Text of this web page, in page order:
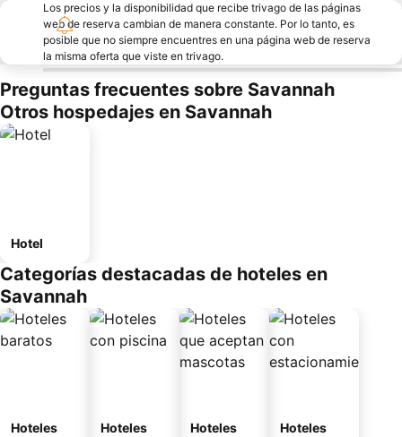
Los precios y la disponibilidad que recibe trivago de las páginas
web de reserva cambian de manera constante. Por lo tanto, es
posible que no siempre encuentres en una página web de reserva
la misma oferta que viste en trivago.
Preguntas frecuentes sobre Savannah
Otros hospedajes en Savannah
Hotel
Categorías destacadas de hoteles en
Savannah
Hoteles
Hoteles
Hoteles
Hoteles